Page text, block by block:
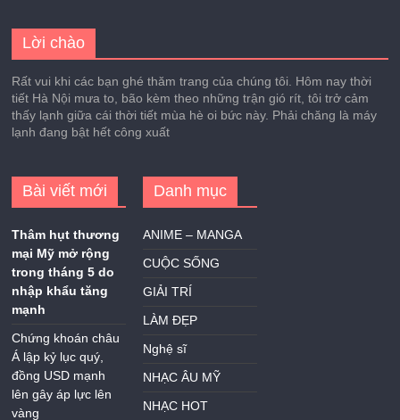
Lời chào
Rất vui khi các bạn ghé thăm trang của chúng tôi. Hôm nay thời
tiết Hà Nội mưa to, bão kèm theo những trận gió rít, tôi trở cảm
thấy lạnh giữa cái thời tiết mùa hè oi bức này. Phải chăng là máy
lạnh đang bật hết công xuất
Bài viết mới
Thâm hụt thương
mại Mỹ mở rộng
trong tháng 5 do
nhập khẩu tăng
mạnh
Chứng khoán châu
Á lập kỷ lục quý,
đồng USD mạnh
lên gây áp lực lên
vàng
Danh mục
ANIME – MANGA
CUỘC SỐNG
GIẢI TRÍ
LÀM ĐẸP
Nghệ sĩ
NHẠC ÂU MỸ
NHẠC HOT